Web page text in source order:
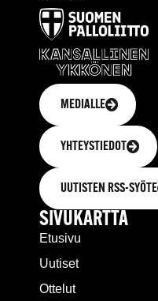
MEDIALLE
YHTEYSTIEDOT
UUTISTEN RSS-SYÖTE
SIVUKARTTA
Etusivu
Uutiset
Ottelut